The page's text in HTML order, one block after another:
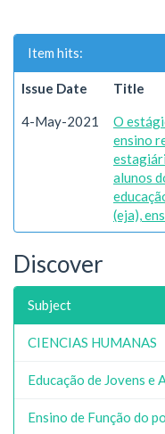
Item hits:
Issue Date Title
4-May-2021
O
ensino
alunos
(eja),
Discover
Subject
CIENCIAS HUMANAS
Educação de Jovens e
Ensino de Função do